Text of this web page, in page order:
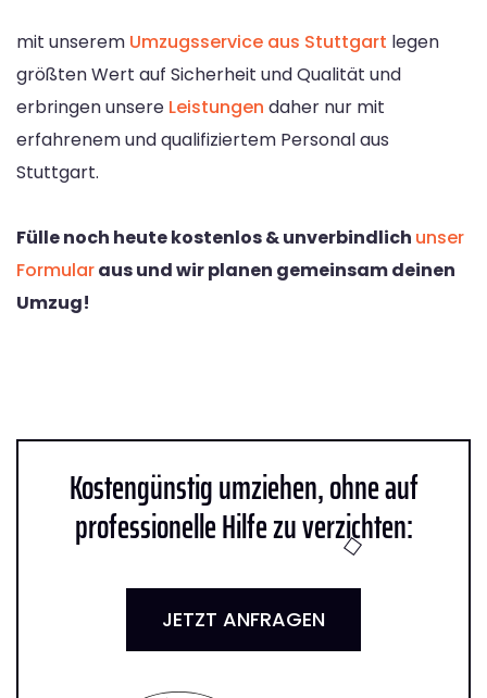
mit unserem Umzugsservice aus Stuttgart legen
größten Wert auf Sicherheit und Qualität und
erbringen unsere Leistungen daher nur mit
erfahrenem und qualifiziertem Personal aus
Stuttgart.
Fülle noch heute kostenlos & unverbindlich unser
Formularaus und wir planen gemeinsam deinen
Umzug!
Kostengünstig umziehen, ohne auf
professionelle Hilfe zu verzichten:
JETZT ANFRAGEN